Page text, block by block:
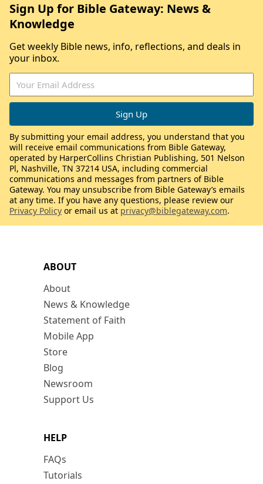
ABOUT
About
News & Knowledge
Statement of Faith
Mobile App
Store
Blog
Newsroom
Support Us
HELP
FAQs
Tutorials
Sign Up for Bible Gateway: News &
Knowledge
Get weekly Bible news, info, reflections, and deals in
your inbox.
By submitting your email address, you understand that you
will receive email communications from Bible Gateway,
operated by HarperCollins Christian Publishing, 501 Nelson
Pl, Nashville, TN 37214 USA, including commercial
communications and messages from partners of Bible
Gateway. You may unsubscribe from Bible Gateway’s emails
at any time. If you have any questions, please review our
Privacy Policy or email us at privacy@biblegateway.com.